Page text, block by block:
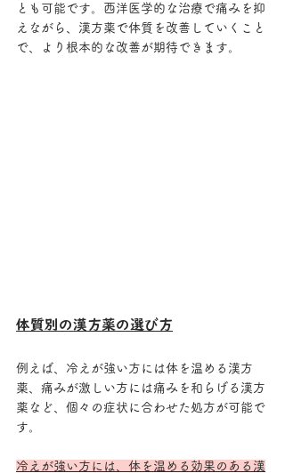
とも可能です。西洋医学的な治療で痛みを抑
えながら、漢方薬で体質を改善していくこと
で、より根本的な改善が期待できます。
体質別の漢方薬の選び方
例えば、冷えが強い方には体を温める漢方
薬、痛みが激しい方には痛みを和らげる漢方
薬など、個々の症状に合わせた処方が可能で
す。
冷えが強い方には、体を温める効果のある漢